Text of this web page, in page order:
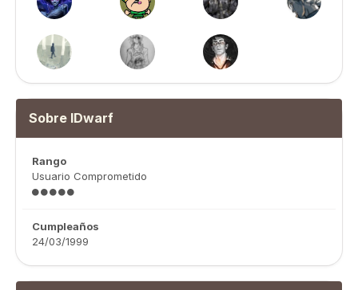
Sobre IDwarf
Rango
Usuario Comprometido
Cumpleaños
24/03/1999